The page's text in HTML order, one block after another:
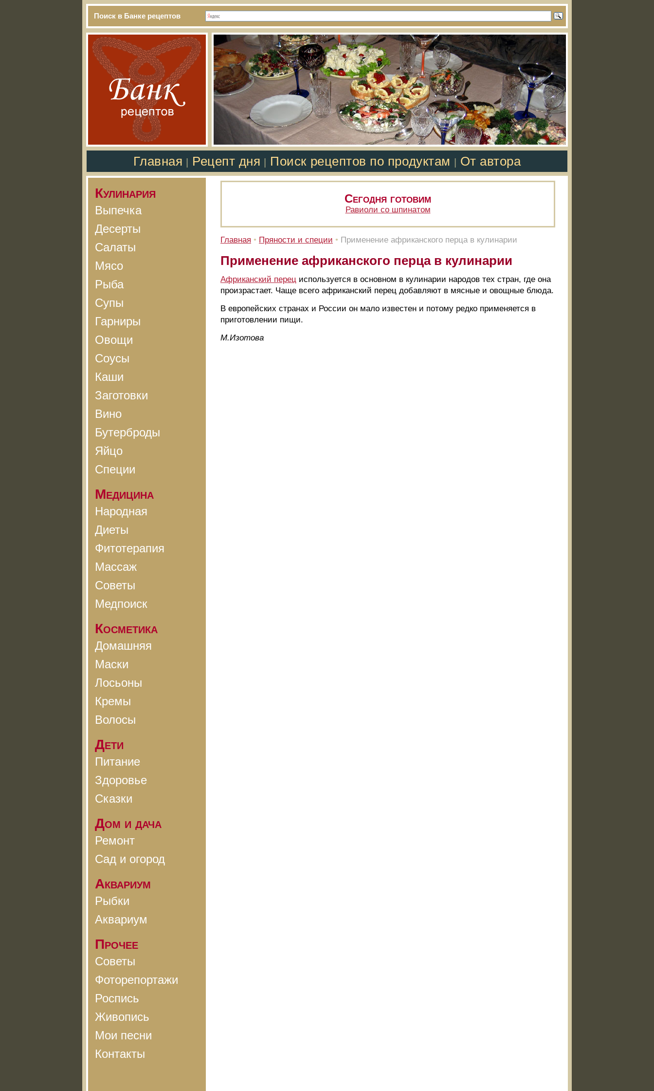
Поиск в Банке рецептов
Главная Рецепт дня Поиск рецептов по продуктам От автора
Кулинария
Выпечка
Десерты
Салаты
Мясо
Рыба
Супы
Гарниры
Овощи
Соусы
Каши
Заготовки
Вино
Бутерброды
Яйцо
Специи
Медицина
Народная
Диеты
Фитотерапия
Массаж
Советы
Медпоиск
Косметика
Домашняя
Маски
Лосьоны
Кремы
Волосы
Дети
Питание
Здоровье
Сказки
Дом и дача
Ремонт
Сад и огород
Аквариум
Рыбки
Аквариум
Прочее
Советы
Фоторепортажи
Роспись
Живопись
Мои песни
Контакты
Сегодня готовим
Равиоли со шпинатом
Главная • Пряности и специи • Применение африканского перца в кулинарии
Применение африканского перца в кулинарии
Африканский перец используется в основном в кулинарии народов тех стран, где она
произрастает. Чаще всего африканский перец добавляют в мясные и овощные блюда.
В европейских странах и России он мало известен и потому редко применяется в
приготовлении пищи.
M.Изoтoвa